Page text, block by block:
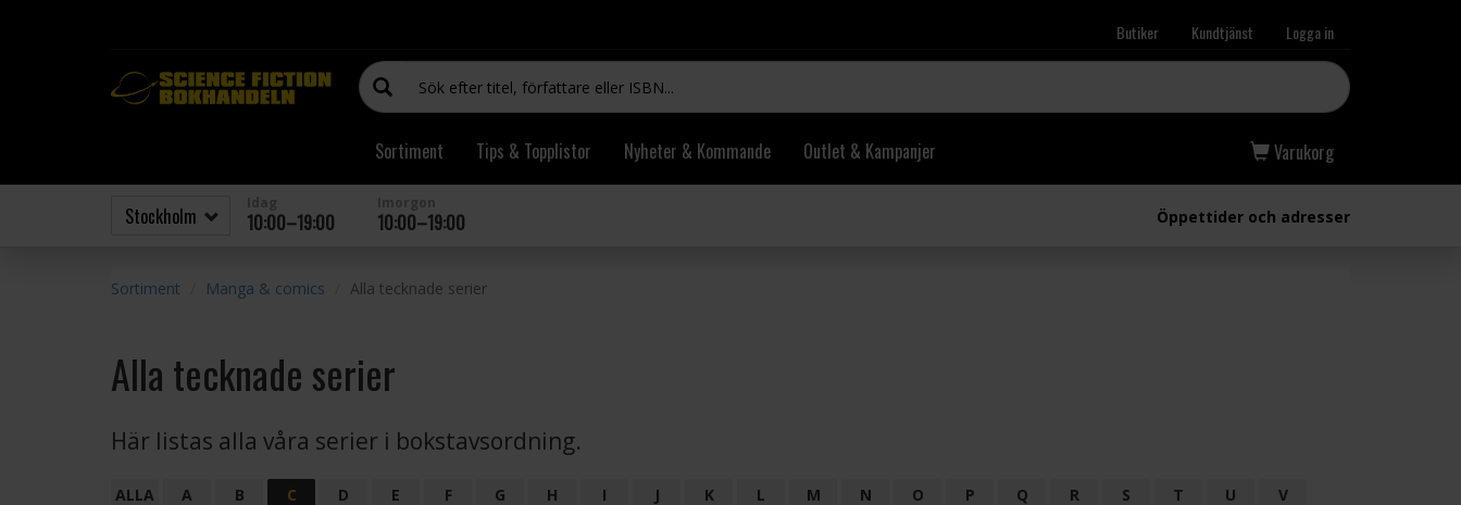
Butiker Kundtjänst Logga in
Sortiment Tips & Topplistor Nyheter & Kommande Outlet & Kampanjer Varukorg
10:00–19:00 10:00–19:00 Öppettider och adresser
Sortiment Manga & comics Alla tecknade serier
Alla tecknade serier
Här listas alla våra serier i bokstavsordning.
ALLA A B C D E F G H I J K L M N O P Q R S T U
V